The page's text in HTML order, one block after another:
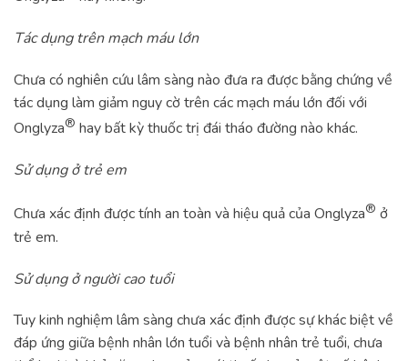
Tác dụng trên mạch máu lớn
Chưa có nghiên cứu lâm sàng nào đưa ra được bằng chứng về
tác dụng làm giảm nguy cờ trên các mạch máu lớn đối với
Onglyza® hay bất kỳ thuốc trị đái tháo đường nào khác.
Sử dụng ở trẻ em
Chưa xác định được tính an toàn và hiệu quả của Onglyza® ở
trẻ em.
Sử dụng ở người cao tuổi
Tuy kinh nghiệm lâm sàng chưa xác định được sự khác biệt về
đáp ứng giữa bệnh nhân lớn tuổi và bệnh nhân trẻ tuổi, chưa